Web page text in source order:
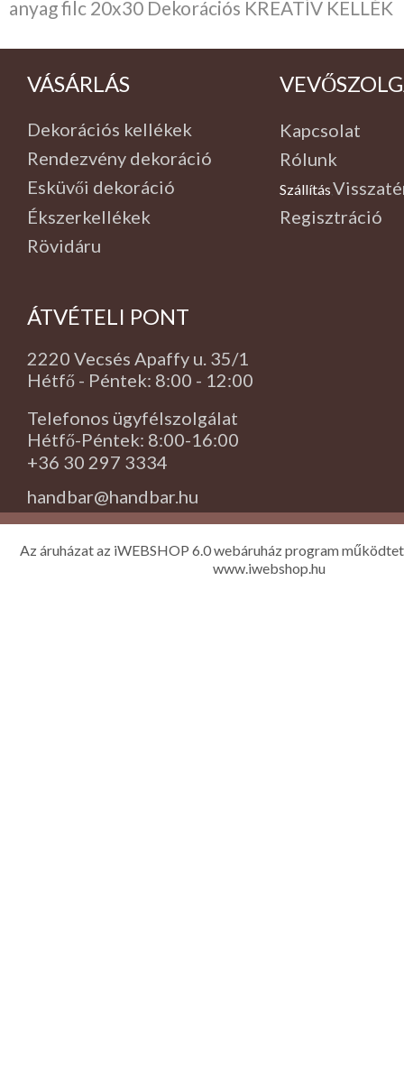
anyag filc 20x30 Dekorációs KREATÍV KELLÉK
VÁSÁRLÁS
Dekorációs kellékek
Rendezvény dekoráció
Esküvői dekoráció
Ékszerkellékek
Rövidáru
Kapcsolat
Rólunk
Szállítás
Regisztráció
ÁTVÉTELI PONT
2220 Vecsés Apaffy u. 35/1
Hétfő - Péntek: 8:00 - 12:00
Telefonos ügyfélszolgálat
Hétfő-Péntek: 8:00-16:00
+36 30 297 3334
handbar@handbar.hu
Az áruházat az iWEBSHOP 6.0 webáruház program
www.iwebshop.hu